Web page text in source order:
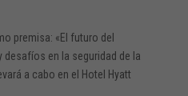
premisa: «El futuro del
en la seguridad de la
a cabo en el Hotel Hyatt